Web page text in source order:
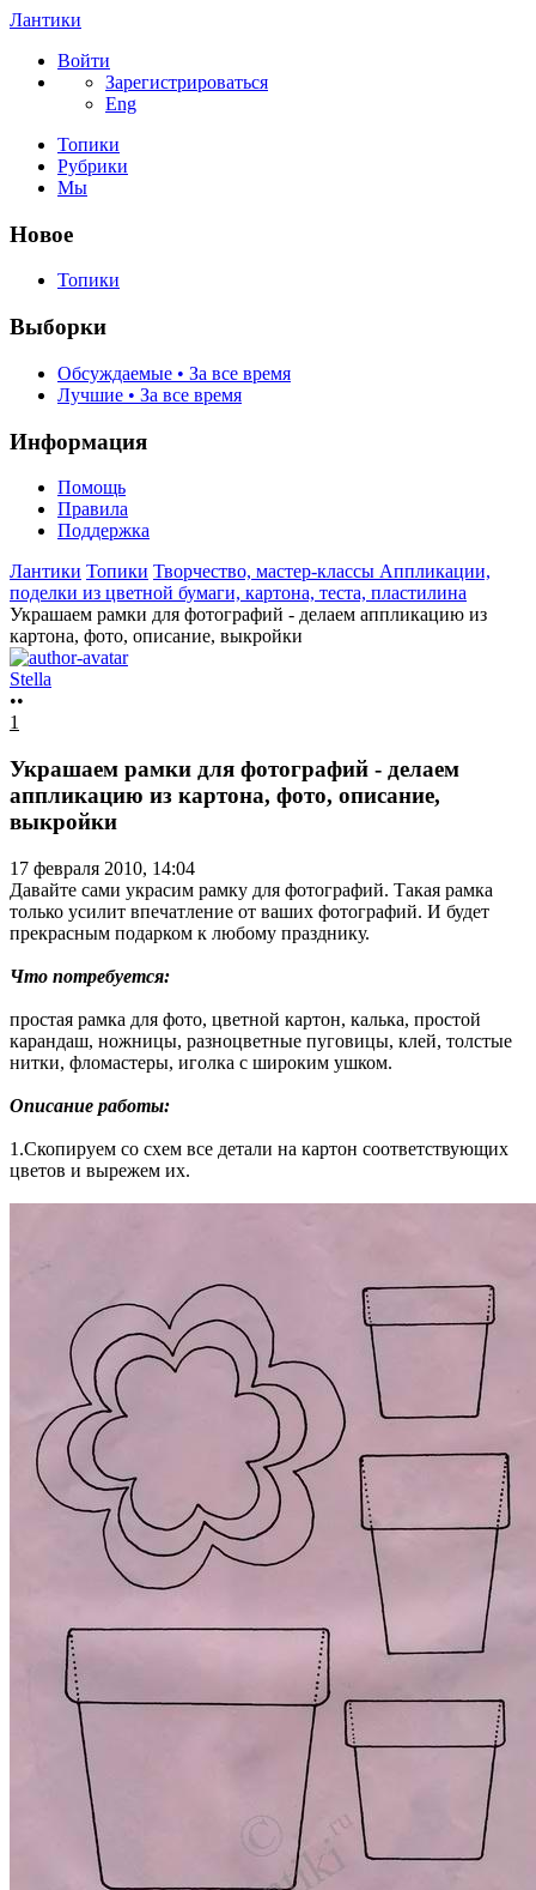
Лантики
Войти
Зарегистрироваться
Eng
Топики
Рубрики
Мы
Новое
Топики
Выборки
Обсуждаемые • За все время
Лучшие • За все время
Информация
Помощь
Правила
Поддержка
Лантики Топики Творчество, мастер-классы Аппликации,
поделки из цветной бумаги, картона, теста, пластилина
Украшаем рамки для фотографий - делаем аппликацию из
картона, фото, описание, выкройки
Stella
••
1
Украшаем рамки для фотографий - делаем
аппликацию из картона, фото, описание,
выкройки
17 февраля 2010, 14:04
Давайте сами украсим рамку для фотографий. Такая рамка
только усилит впечатление от ваших фотографий. И будет
прекрасным подарком к любому празднику.
Что потребуется:
простая рамка для фото, цветной картон, калька, простой
карандаш, ножницы, разноцветные пуговицы, клей, толстые
нитки, фломастеры, иголка с широким ушком.
Описание работы:
1.Скопируем со схем все детали на картон соответствующих
цветов и вырежем их.